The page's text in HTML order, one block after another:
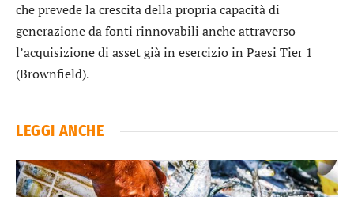
che prevede la crescita della propria capacità di
generazione da fonti rinnovabili anche attraverso
l’acquisizione di asset già in esercizio in Paesi Tier 1
(Brownfield).
LEGGI ANCHE